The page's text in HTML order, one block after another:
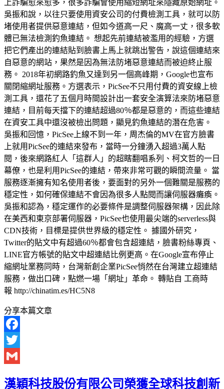
上詐騙愈來愈多，很多詐騙會使用縮短網址來隱藏原始網址。
吳振和說，以往只要使用資安公司的付費檢測工具，就可以防
堵使用者提供惡意連結，但如今道高一尺、魔高一丈，很多軟
體已無法檢測釣魚連結。 想起先前連結被濫用的經驗，方選
把它們產出的連結貼到臉書上馬上就跳出警告，說這個連結來
自惡意的網站，果然是因為無法防堵惡意連結而被迫終止服
務。 2018年初網路釣魚又達到另一個高峰期，Google也宣布
關閉縮網址服務。方選表示，PicSee不只用付費的資安線上檢
測工具，還花了五個月時間設計出一套安全演算法來防堵惡意
連結，目前每天擋下的連結超過80％都是惡意的，而這些連結
在資安工具中還沒被檢出問題，顯見釣魚連結的潛在危害。
吳振和回憶，PicSee上線不到一年，周杰倫的MV在官方臉書
上就用PicSee的連結來發布，當時一分鐘湧入超過3萬人點
閱，後來網路紅人「這群人」的超瞎翻唱系列、柯文哲的一日
幕僚，也是利用PicSee的連結，帶來非常可觀的瞬間流量。 當
服務逐漸擁有知名使用者後，要面對的另外一個難關是服務的
穩定性，如何確保連結不會因為很多人點閱而讓伺服器癱瘓。
吳振和認為，穩定運作的必要條件是調整伺服器架構，因此除
在美西和東京部署伺服器，PicSee也使用最尖端的serverless與
CDN技術，目標是提供世界級的穩定性。 據國外研究，
Twitter的貼文中有超過60％都會包含超連結，臉書粉絲專頁、
LINE官方帳號的貼文中超連結比例更高。在Google宣布停止
縮網址業務同時，台灣新創企業PicSee悄然在台灣建立超連結
服務，做出口碑，點燃一場「網址」革命。 轉貼自 工商時
報 http://chinatim.es/HC5N8
分享本篇文章
Facebook
Twitter
漢穎科技股份有限公司榮獲全球科技創新